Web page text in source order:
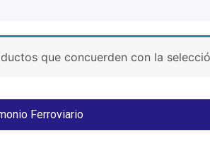
que concuerden con la
Ferroviario